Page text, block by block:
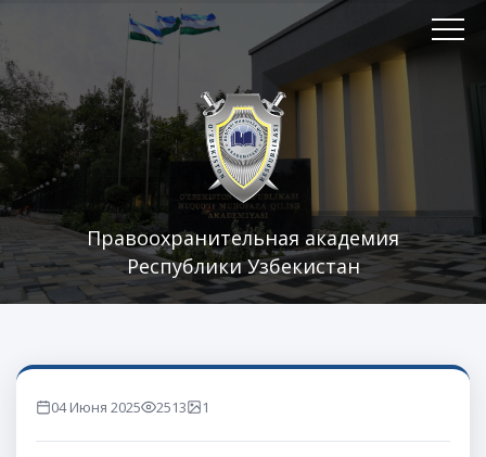
Правоохранительная академия
Республики Узбекистан
04 Июня 2025 2513
marta ko'rilgan
1